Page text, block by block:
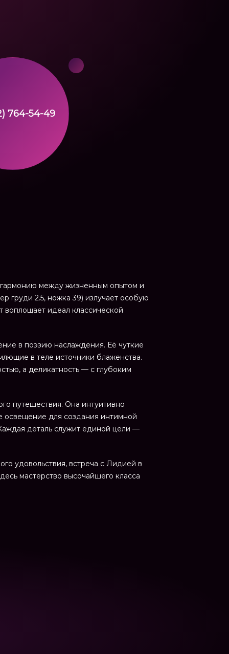
764-54-49
гармонию между жизненным опытом и
груди 2.5, ножка 39) излучает особую
воплощает идеал классической
в поэзию наслаждения. Её чуткие
в теле источники блаженства.
а деликатность — с глубоким
путешествия. Она интуитивно
освещение для создания интимной
деталь служит единой цели —
удовольствия, встреча с Лидией в
мастерство высочайшего класса